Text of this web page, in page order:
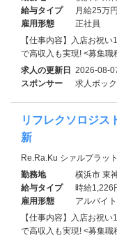
給与タイプ
月給25万
雇用形態
正社員
【仕事内容】入店お祝
で高収入も実現! <募集職
求人の更新日 2026-08-
スポンサー
求人ボッ
リフレクソロジス
新
Re.Ra.Ku シァルプラッ
勤務地
横浜市 東
給与タイプ
時給1,226
雇用形態
アルバイ
【仕事内容】入店お祝
で高収入も実現! <募集職